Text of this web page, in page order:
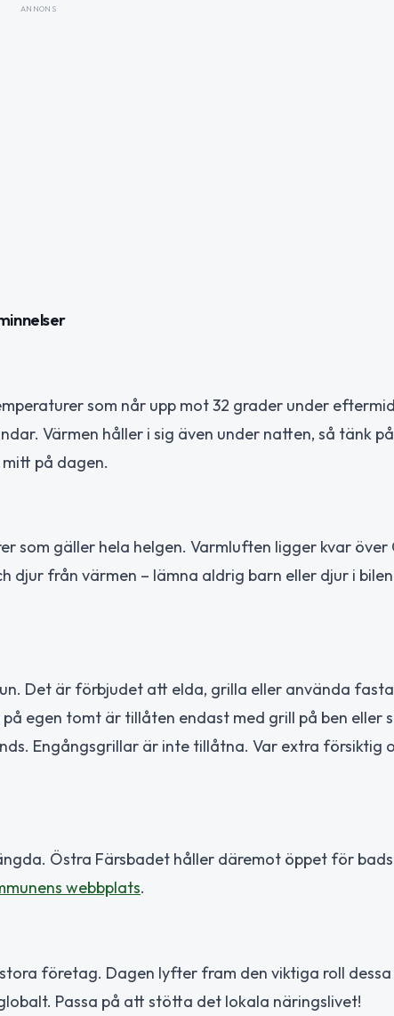
ANNONS
som når upp mot 32 grader under
Värmen håller i sig även under natten, så tänk
på dagen.
som gäller hela helgen. Varmluften ligger kvar
djur från värmen – lämna aldrig barn eller djur i
Det är förbjudet att elda, grilla eller använda
egen tomt är tillåten endast med grill på ben eller
Engångsgrillar är inte tillåtna. Var extra försiktig
Östra Färsbadet håller däremot öppet för
webbplats.
företag. Dagen lyfter fram den viktiga roll
Passa på att stötta det lokala näringslivet!